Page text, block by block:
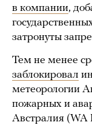
в компании,
затронуты
Тем не менее
заблокировал
метеорологии
пожарных и
Австралия (WA